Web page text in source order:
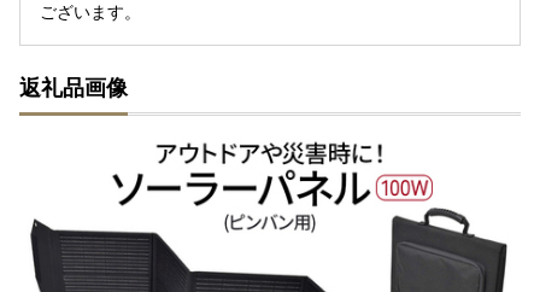
ございます。
返礼品画像